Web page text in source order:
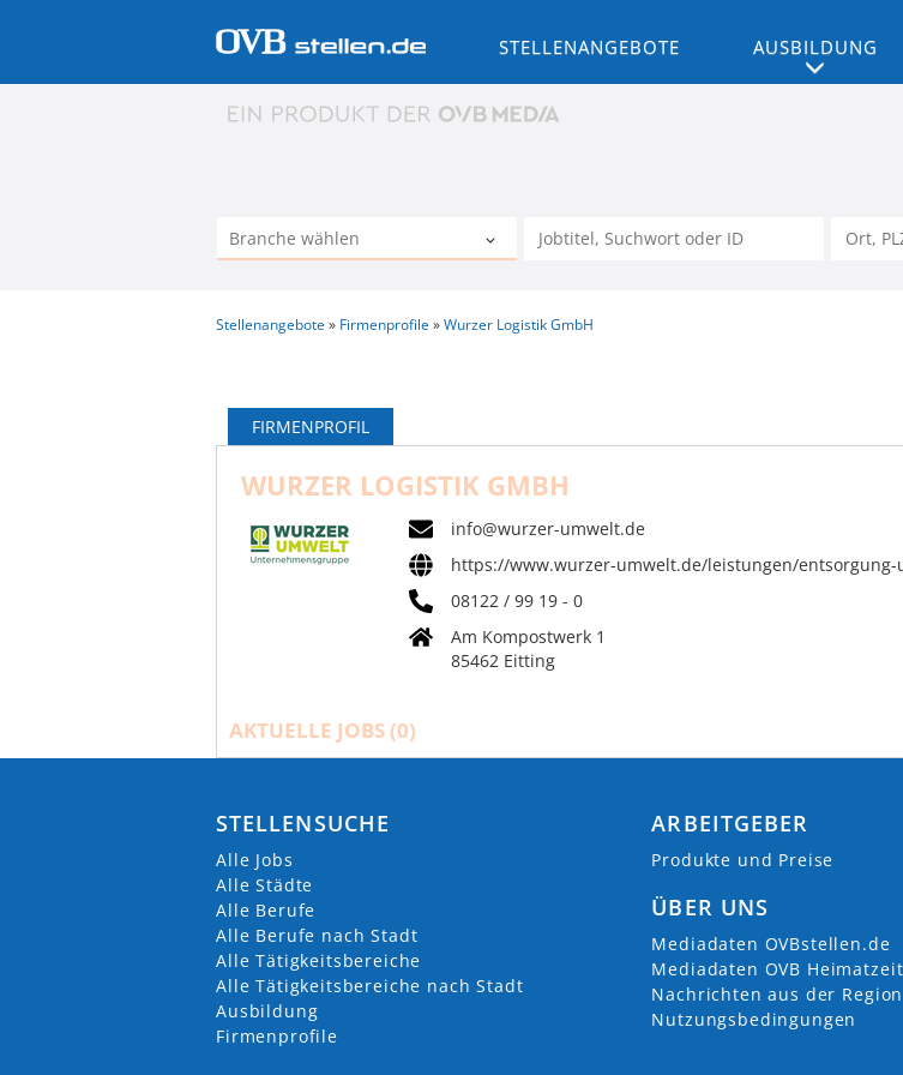
STELLENANGEBOTE AUSBILDUNG
Stellenangebote Firmenprofile Wurzer Logistik GmbH
FIRMENPROFIL
WURZER LOGISTIK GMBH
info@wurzer-umwelt.de
https://www.wurzer-umwelt.de/leistungen/
08122 / 99 19 - 0
Am Kompostwerk 1
85462 Eitting
AKTUELLE JOBS (0)
STELLENSUCHE
Alle Jobs
Alle Städte
Alle Berufe
Alle Berufe nach Stadt
Alle Tätigkeitsbereiche
Alle Tätigkeitsbereiche nach Stadt
Ausbildung
Firmenprofile
ARBEITGEBER
Produkte und Preise
ÜBER UNS
Mediadaten OVBstellen.de
Mediadaten OVB
Nachrichten aus der Region
Nutzungsbedingungen